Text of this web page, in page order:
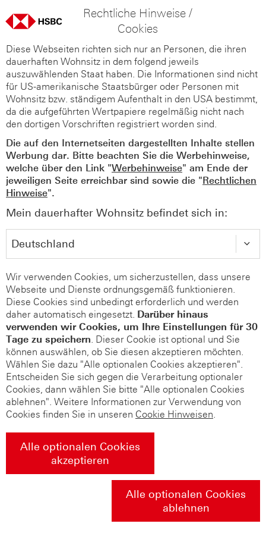
Rechtliche Hinweise /
Cookies
Diese Webseiten richten sich nur an Personen, die ihren
dauerhaften Wohnsitz in dem folgend jeweils
auszuwählenden Staat haben. Die Informationen sind nicht
für US-amerikanische Staatsbürger oder Personen mit
Wohnsitz bzw. ständigem Aufenthalt in den USA bestimmt,
da die aufgeführten Wertpapiere regelmäßig nicht nach
den dortigen Vorschriften registriert worden sind.
Die auf den Internetseiten dargestellten Inhalte stellen
Werbung dar. Bitte beachten Sie die Werbehinweise,
welche über den Link "Werbehinweise" am Ende der
jeweiligen Seite erreichbar sind sowie die "Rechtlichen
Hinweise".
Mein dauerhafter Wohnsitz befindet sich in:
Wir verwenden Cookies, um sicherzustellen, dass unsere
Webseite und Dienste ordnungsgemäß funktionieren.
Diese Cookies sind unbedingt erforderlich und werden
daher automatisch eingesetzt. Darüber hinaus
verwenden wir Cookies, um Ihre Einstellungen für 30
Tage zu speichern. Dieser Cookie ist optional und Sie
können auswählen, ob Sie diesen akzeptieren möchten.
Wählen Sie dazu "Alle optionalen Cookies akzeptieren".
Entscheiden Sie sich gegen die Verarbeitung optionaler
Cookies, dann wählen Sie bitte "Alle optionalen Cookies
ablehnen". Weitere Informationen zur Verwendung von
Cookies finden Sie in unseren Cookie Hinweisen.
Alle optionalen Cookies
akzeptieren
Alle optionalen Cookies
ablehnen